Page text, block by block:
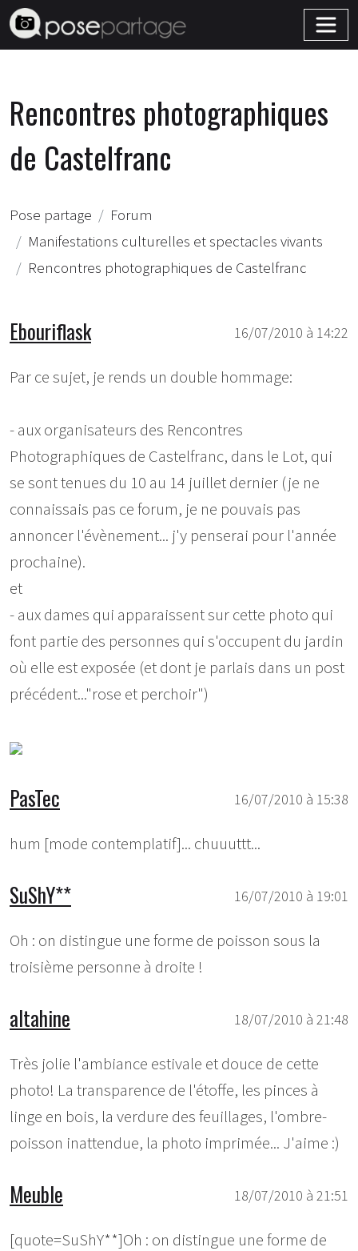
Rencontres photographiques
de Castelfranc
Pose partage
Forum
Manifestations culturelles et spectacles vivants
Rencontres photographiques de Castelfranc
16/07/2010 à 14:22
Ebouriflask
Par ce sujet, je rends un double hommage:
- aux organisateurs des Rencontres
Photographiques de Castelfranc, dans le Lot, qui
se sont tenues du 10 au 14 juillet dernier (je ne
connaissais pas ce forum, je ne pouvais pas
annoncer l'évènement... j'y penserai pour l'année
prochaine).
et
- aux dames qui apparaissent sur cette photo qui
font partie des personnes qui s'occupent du jardin
où elle est exposée (et dont je parlais dans un post
précédent..."rose et perchoir")
16/07/2010 à 15:38
PasTec
hum [mode contemplatif]... chuuuttt...
16/07/2010 à 19:01
SuShY**
Oh : on distingue une forme de poisson sous la
troisième personne à droite !
18/07/2010 à 21:48
altahine
Très jolie l'ambiance estivale et douce de cette
photo! La transparence de l'étoffe, les pinces à
linge en bois, la verdure des feuillages, l'ombre-
poisson inattendue, la photo imprimée... J'aime :)
18/07/2010 à 21:51
Meuble
[quote=SuShY**]Oh : on distingue une forme de